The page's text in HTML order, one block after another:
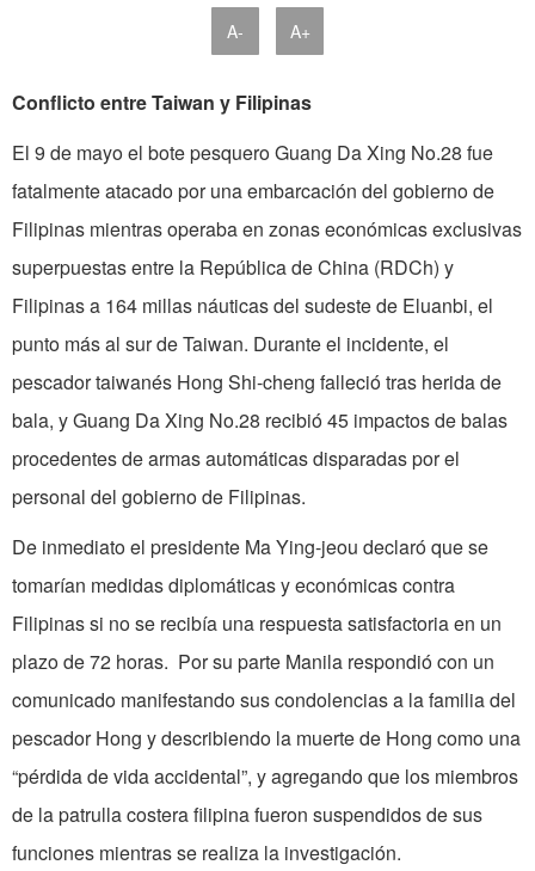
A- A+
Conflicto entre Taiwan y Filipinas
El 9 de mayo el bote pesquero Guang Da Xing No.28 fue
fatalmente atacado por una embarcación del gobierno de
Filipinas mientras operaba en ­zonas económicas exclusivas
superpuestas entre la República de China (RDCh) y
Filipinas a 164 millas náuticas del sudeste de Eluanbi, el
punto más al sur de Taiwan. Durante el incidente, el
pescador taiwanés Hong Shi-cheng falleció tras herida de
bala, y Guang Da Xing No.28 recibió 45 impactos de balas
procedentes de armas automáticas disparadas por el
personal del gobierno de Filipinas.
De inmediato el presidente Ma Ying-jeou declaró que se
tomarían medidas diplomáticas y económicas contra
Filipinas si no se recibía una respuesta satisfactoria en un
plazo de 72 horas. Por su parte Manila respondió con un
comunicado manifestando sus condolencias a la familia del
pescador Hong y describiendo la muerte de Hong como una
“pérdida de vida accidental”, y agregando que los miembros
de la patrulla costera filipina fueron suspendidos de sus
funciones mientras se realiza la investigación.